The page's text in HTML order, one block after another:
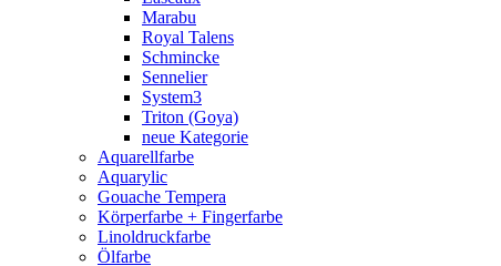
Marabu
Royal Talens
Schmincke
Sennelier
System3
Triton (Goya)
neue Kategorie
Aquarellfarbe
Aquarylic
Gouache Tempera
Körperfarbe + Fingerfarbe
Linoldruckfarbe
Ölfarbe